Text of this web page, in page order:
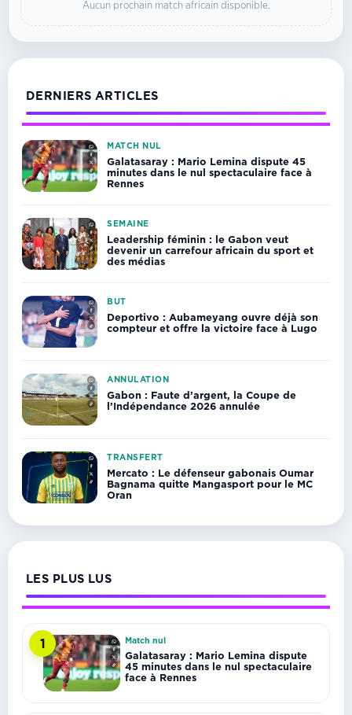
Aucun prochain match africain disponible.
DERNIERS ARTICLES
MATCH NUL
Galatasaray : Mario Lemina dispute 45
minutes dans le nul spectaculaire face à
Rennes
SEMAINE
Leadership féminin : le Gabon veut
devenir un carrefour africain du sport et
des médias
BUT
Deportivo : Aubameyang ouvre déjà son
compteur et offre la victoire face à Lugo
ANNULATION
Gabon : Faute d’argent, la Coupe de
l’Indépendance 2026 annulée
TRANSFERT
Mercato : Le défenseur gabonais Oumar
Bagnama quitte Mangasport pour le MC
Oran
LES PLUS LUS
1 Match nul
Galatasaray : Mario Lemina dispute
45 minutes dans le nul spectaculaire
face à Rennes